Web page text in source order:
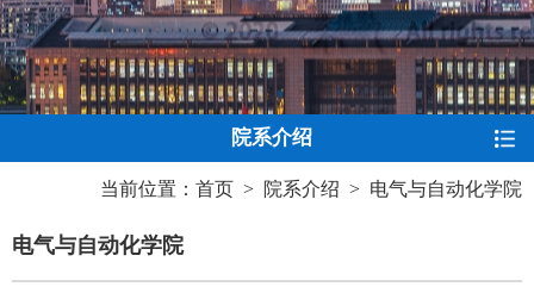
院系介绍
当前位置： 首页 > 院系介绍 > 电气与自动化学院
电气与自动化学院